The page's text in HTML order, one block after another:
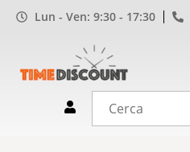
Lun - Ven: 9:30 - 17:30